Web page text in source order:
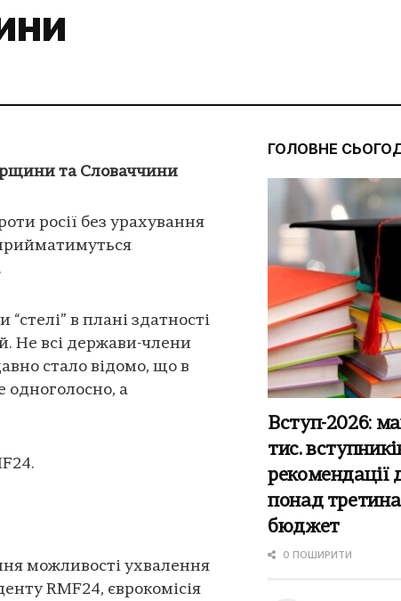
та Словаччини
росії без урахування
в плані здатності
Не всі держави-члени
стало відомо, що в
одноголосно, а
можливості ухвалення
RMF24, єврокомісія
ГОЛОВНЕ
Вступ-2026:
тис.
рекомендації
понад
бюджет
0 ПОШИРИТИ